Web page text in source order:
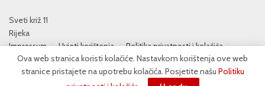
Sveti križ 11
Rijeka
Impressum Uvjeti korištenja
Politika privatnosti i kolačića
Oglašavanje
Doniraj
Ova web stranica koristi kolačiće. Nastavkom korištenja ove web
stranice pristajete na upotrebu kolačića. Posjetite našu Politiku